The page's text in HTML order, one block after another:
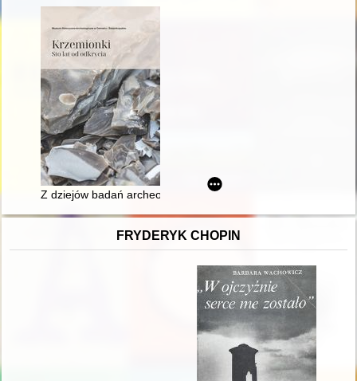
Z dziejów badań archeologicznych na terenie kompleksu
FRYDERYK CHOPIN